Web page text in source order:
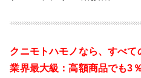
クニモトハモノなら、すべて
業界最大級：高額商品でも3